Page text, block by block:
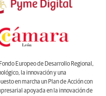
Europeo de Desarrollo Regional,
la innovación y una
en marcha un Plan de Acción con
apoyada en la innovación de